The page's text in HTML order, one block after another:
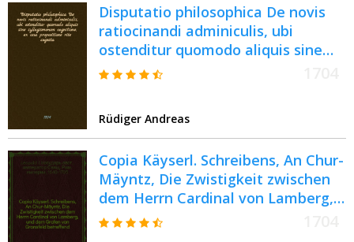
Disputatio philosophica De novis
ratiocinandi adminiculis, ubi
ostenditur quomodo aliquis sine
syllogismorum cognitione, ex una
possit, quam ... sub praesidio ...
Domini M. Andreae Rüdigers, d. V.
April. MDCCIV. exhibet Joh.
Christoph. Noernerus Rochl. Misn.
Rüdiger Andreas
Copia Käyserl. Schreibens, An Chur-
Mäyntz, Die Zwistigkeit zwischen
dem Herrn Cardinal von Lamberg,
und dem Grafen von Gronsfeld